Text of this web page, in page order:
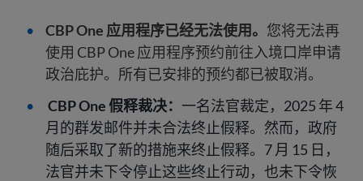
CBP One 应用程序已经无法使用。 您将无法再
使用 CBP One 应用程序预约前往入境口岸申请
政治庇护。所有已安排的预约都已被取消。
CBP One 假释裁决：一名法官裁定，2025 年 4
月的群发邮件并未合法终止假释。然而，政府
随后采取了新的措施来终止假释。7 月 15 日，
法官并未下令停止这些终止行动，也未下令恢